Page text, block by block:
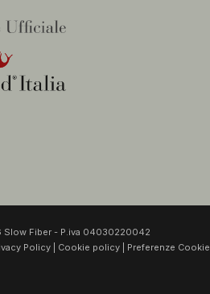
Fiber - P.iva 04030220042
Policy Cookie policy Preferenze Cookie